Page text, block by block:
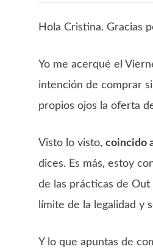
Hola Cristina. Gracias
Yo me acerqué el
intención de comprar
propios ojos la oferta
Visto lo visto,coincido
dices. Es más, estoy
de las prácticas de Out
límite de la legalidad y
Y lo que apuntas de